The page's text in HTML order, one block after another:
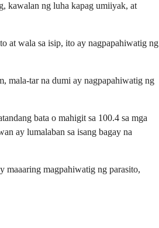
kawalan ng luha kapag umiiyak, at
at wala sa isip, ito ay nagpapahiwatig ng
mala-tar na dumi ay nagpapahiwatig ng
bata o mahigit sa 100.4 sa mga
ay lumalaban sa isang bagay na
maaaring magpahiwatig ng parasito,